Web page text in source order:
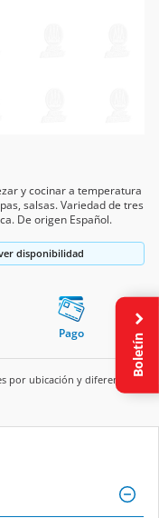
y cocinar a temperatura
salsas. Variedad de tres
De origen Español.
disponibilidad
Pago
por ubicación y diferente
Boletín